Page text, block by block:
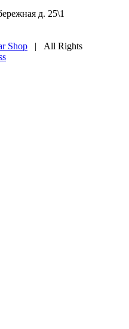
д. 25\1
Shop | All Rights